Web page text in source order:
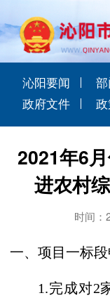
沁阳要闻
政府文件
2021年6
进农村
时间
一、项目一标
1.完成对2